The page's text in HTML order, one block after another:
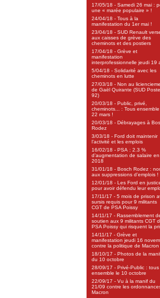
17/05/18 - Samedi 26 mai :
une « marée populaire » !
24/04/18 - Tous à la
manifestation du 1er mai !
23/04/18 - SUD Renault
aux caisses de grève des
cheminots et des postiers
17/04/18 - Grève et
manifestation
interprofessionnelle jeudi 19
5/04/18 - Solidarité avec les
cheminots en lutte
27/03/18 - Non au
de Gaël Quirante (SUD Poste
92)
20/03/18 - Public, privé,
cheminots... : Tous ensemble
22 mars !
20/03/18 - Débrayages à
Rodez
3/03/18 - Ford doit maintenir
l’activité et les emplois
16/02/18 - PSA : 2.3 %
d’augmentation de salaire en
2018
31/01/18 - Bosch Rodez :
aux suppressions d’emplois !
12/01/18 - Les Ford en
pour avoir défendu leur
17/11/17 - 5 mois de prison
sursis requis pour 9 militants
CGT de PSA Poissy
14/11/17 - Rassemblement
soutien aux 9 militants CGT
PSA Poissy qui risquent la
14/11/17 - Grève et
manifestation jeudi 16
contre la politique de Macron
18/10/17 - Photos de la
du 10 octobre
28/09/17 - Privé-Public : tous
ensemble le 10 octobre
22/09/17 - Vu à la manif du
21/09 contre les
Macron